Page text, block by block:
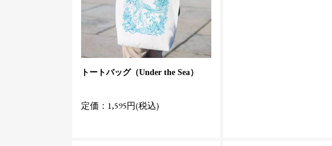
トートバッグ（Under the Sea）
定価：1,595円(税込)